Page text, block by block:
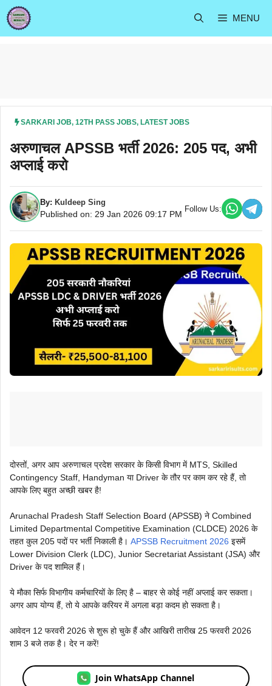
Skip
to
content
MENU
SARKARI JOB, 12TH PASS JOBS, LATEST JOBS
अरुणाचल APSSB भर्ती 2026: 205 पद, अभी
अप्लाई करो
By: Kuldeep Sing
Published on: 29 Jan 2026 09:17 PM
Follow Us:
दोस्तों, अगर आप अरुणाचल प्रदेश सरकार के किसी विभाग में MTS, Skilled
Contingency Staff, Handyman या Driver के तौर पर काम कर रहे हैं, तो
आपके लिए बहुत अच्छी खबर है!
Arunachal Pradesh Staff Selection Board (APSSB) ने Combined
Limited Departmental Competitive Examination (CLDCE) 2026 के
तहत कुल 205 पदों पर भर्ती निकाली है। APSSB Recruitment 2026 इसमें
Lower Division Clerk (LDC), Junior Secretariat Assistant (JSA) और
Driver के पद शामिल हैं।
ये मौका सिर्फ विभागीय कर्मचारियों के लिए है – बाहर से कोई नहीं अप्लाई कर सकता।
अगर आप योग्य हैं, तो ये आपके करियर में अगला बड़ा कदम हो सकता है।
आवेदन 12 फरवरी 2026 से शुरू हो चुके हैं और आखिरी तारीख 25 फरवरी 2026
शाम 3 बजे तक है। देर न करें!
Join WhatsApp Channel